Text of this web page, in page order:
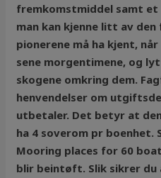
fremkomstmiddel samt
man kan kjenne litt av
pionerene må ha kjent,
sene morgentimene, og
skogene omkring dem.
henvendelser om
utbetaler. Det betyr at
ha 4 soverom pr boenhet.
Mooring places for 60
blir beintøft. Slik sikrer du